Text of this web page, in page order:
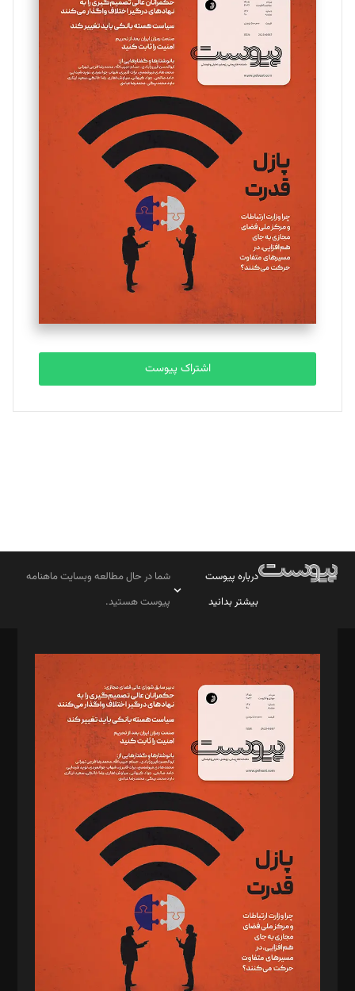
سروش کرمیان
تحریریه
مینا پاکدل
یسنا امان‌پور
تحریریه
ملینا جعفری
تحریریه
مصطفی مسجدی آرانی
تحریریه
بابک نقاش
تحریریه
اشتراک پیوست
درباره پیوست
بیشتر بدانید
شما در حال مطالعه وبسایت ماهنامه
پیوست هستید.
مدیر مسئول: محمدباقر اثنی‌عشری
سردبیر: مهرک محمودی
دبیر تحریریه: میثم قاسمی
د‌بیر ناداستان: سمانه سمیع
د‌بیر خدمت و تجارت: ابوالفضل رجبی
د‌بیر حقوق فناوری: حسام‌الدین ایپکچی
د‌بیر پیوست جهان: مینا پاکدل
د‌بیر تحریریه آنلاین: بابک نقاش
تحریریه‌: مجتبی محمود‌ی، آرش برهمند، یسنا امان‌پور، سروش کرمیان،
مصطفی مسجدی آرانی، ابوالفضل رجبی، زهرا فکرانه، فائزه فتحی
رستمی،مصطفی باستان
ویرایش: نگار استاد‌‌آقا
طراح یونیفرم: مجید توکلی
فیلمبرداری و عکاسی: امیر شفیعی، مانی لطفی زاده
گرافیک و صفحه‌آرایی: سید‌سبحان‌علی ثابت